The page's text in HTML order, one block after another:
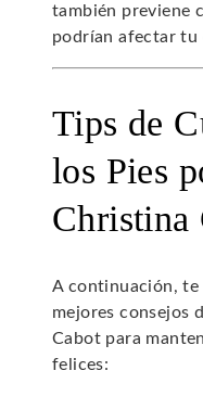
también previene
podrían afectar tu
Tips de
los Pies
Christina
A continuación, te
mejores consejos
Cabot para
felices: